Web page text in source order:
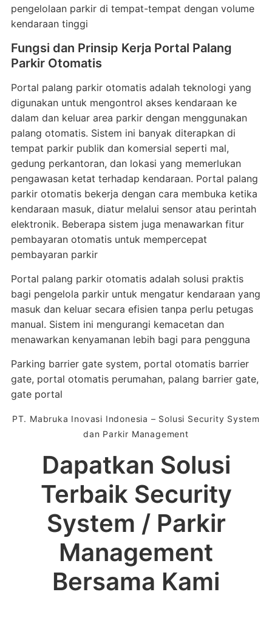
pengelolaan parkir di tempat-tempat dengan volume
kendaraan tinggi
Fungsi dan Prinsip Kerja Portal Palang
Parkir Otomatis
Portal palang parkir otomatis adalah teknologi yang
digunakan untuk mengontrol akses kendaraan ke
dalam dan keluar area parkir dengan menggunakan
palang otomatis. Sistem ini banyak diterapkan di
tempat parkir publik dan komersial seperti mal,
gedung perkantoran, dan lokasi yang memerlukan
pengawasan ketat terhadap kendaraan. Portal palang
parkir otomatis bekerja dengan cara membuka ketika
kendaraan masuk, diatur melalui sensor atau perintah
elektronik. Beberapa sistem juga menawarkan fitur
pembayaran otomatis untuk mempercepat
pembayaran parkir
Portal palang parkir otomatis adalah solusi praktis
bagi pengelola parkir untuk mengatur kendaraan yang
masuk dan keluar secara efisien tanpa perlu petugas
manual. Sistem ini mengurangi kemacetan dan
menawarkan kenyamanan lebih bagi para pengguna
Parking barrier gate system, portal otomatis barrier
gate, portal otomatis perumahan, palang barrier gate,
gate portal
PT. Mabruka Inovasi Indonesia – Solusi Security System
dan Parkir Management
Dapatkan Solusi
Terbaik Security
System / Parkir
Management
Bersama Kami